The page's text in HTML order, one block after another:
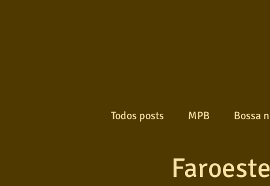
Todos posts MPB Bossa
Gospel Axé